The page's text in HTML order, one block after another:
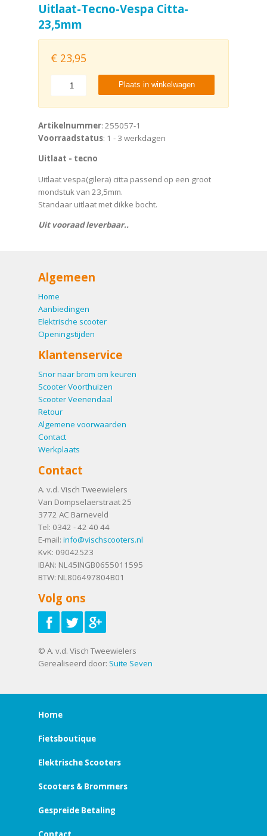
Uitlaat-Tecno-Vespa Citta-
23,5mm
€ 23,95
Plaats in winkelwagen
Artikelnummer: 255057-1
Voorraadstatus: 1 - 3 werkdagen
Uitlaat - tecno
Uitlaat vespa(gilera) citta passend op een groot
mondstuk van 23,5mm.
Standaar uitlaat met dikke bocht.
Uit vooraad leverbaar..
Algemeen
Home
Aanbiedingen
Elektrische scooter
Openingstijden
Klantenservice
Snor naar brom om keuren
Scooter Voorthuizen
Scooter Veenendaal
Retour
Algemene voorwaarden
Contact
Werkplaats
Contact
A. v.d. Visch Tweewielers
Van Dompselaerstraat 25
3772 AC Barneveld
Tel: 0342 - 42 40 44
E-mail: info@vischscooters.nl
KvK: 09042523
IBAN: NL45INGB0655011595
BTW: NL806497804B01
Volg ons
© A. v.d. Visch Tweewielers
Gerealiseerd door: Suite Seven
Home
Fietsboutique
Elektrische Scooters
Scooters & Brommers
Gespreide Betaling